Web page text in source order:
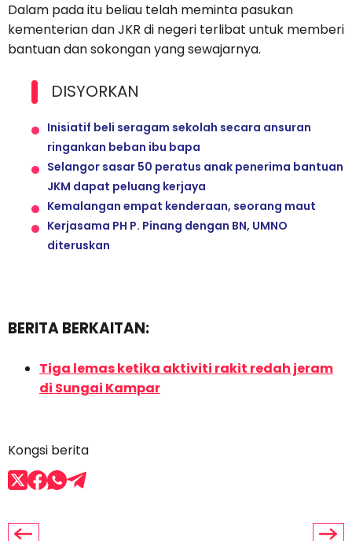
Dalam pada itu beliau telah meminta pasukan
kementerian dan JKR di negeri terlibat untuk memberi
bantuan dan sokongan yang sewajarnya.
DISYORKAN
Inisiatif beli seragam sekolah secara ansuran
ringankan beban ibu bapa
Selangor sasar 50 peratus anak penerima bantuan
JKM dapat peluang kerjaya
Kemalangan empat kenderaan, seorang maut
Kerjasama PH P. Pinang dengan BN, UMNO
diteruskan
BERITA BERKAITAN:
Tiga lemas ketika aktiviti rakit redah jeram
di Sungai Kampar
Kongsi berita